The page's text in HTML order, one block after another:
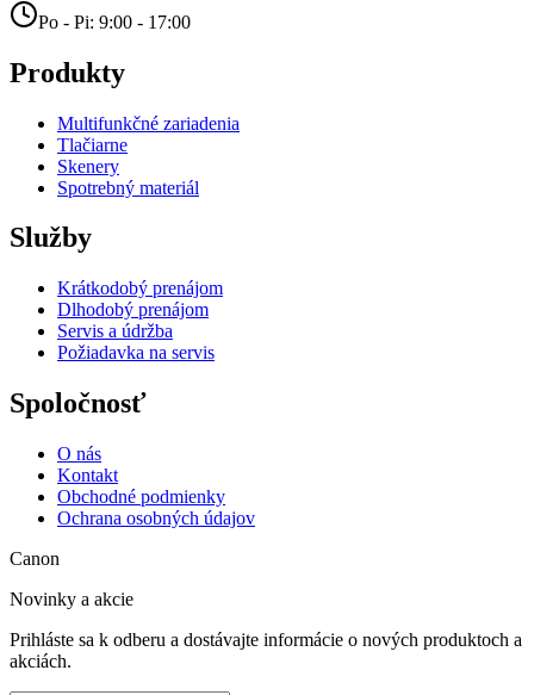
Po - Pi: 9:00 - 17:00
Produkty
Multifunkčné zariadenia
Tlačiarne
Skenery
Spotrebný materiál
Služby
Krátkodobý prenájom
Dlhodobý prenájom
Servis a údržba
Požiadavka na servis
Spoločnosť
O nás
Kontakt
Obchodné podmienky
Ochrana osobných údajov
Canon
Novinky a akcie
Prihláste sa k odberu a dostávajte informácie o nových produktoch a
akciách.